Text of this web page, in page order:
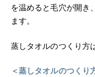
を温めると毛穴が開き
ます。
蒸しタオルのつくり方
＜蒸しタオルのつくり